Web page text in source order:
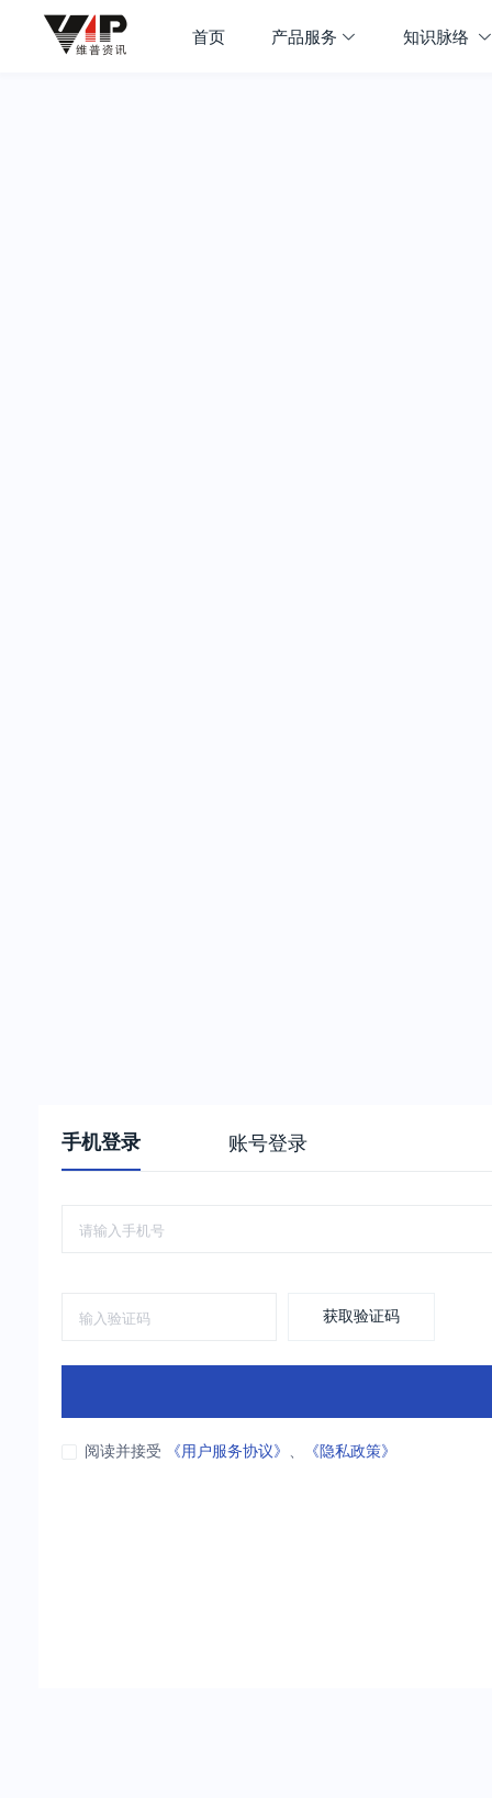
首页 产品服务 知识脉络
手机登录 账号登录
获取验证码
阅读并接受 《用户服务协议》 、 《隐私政策》